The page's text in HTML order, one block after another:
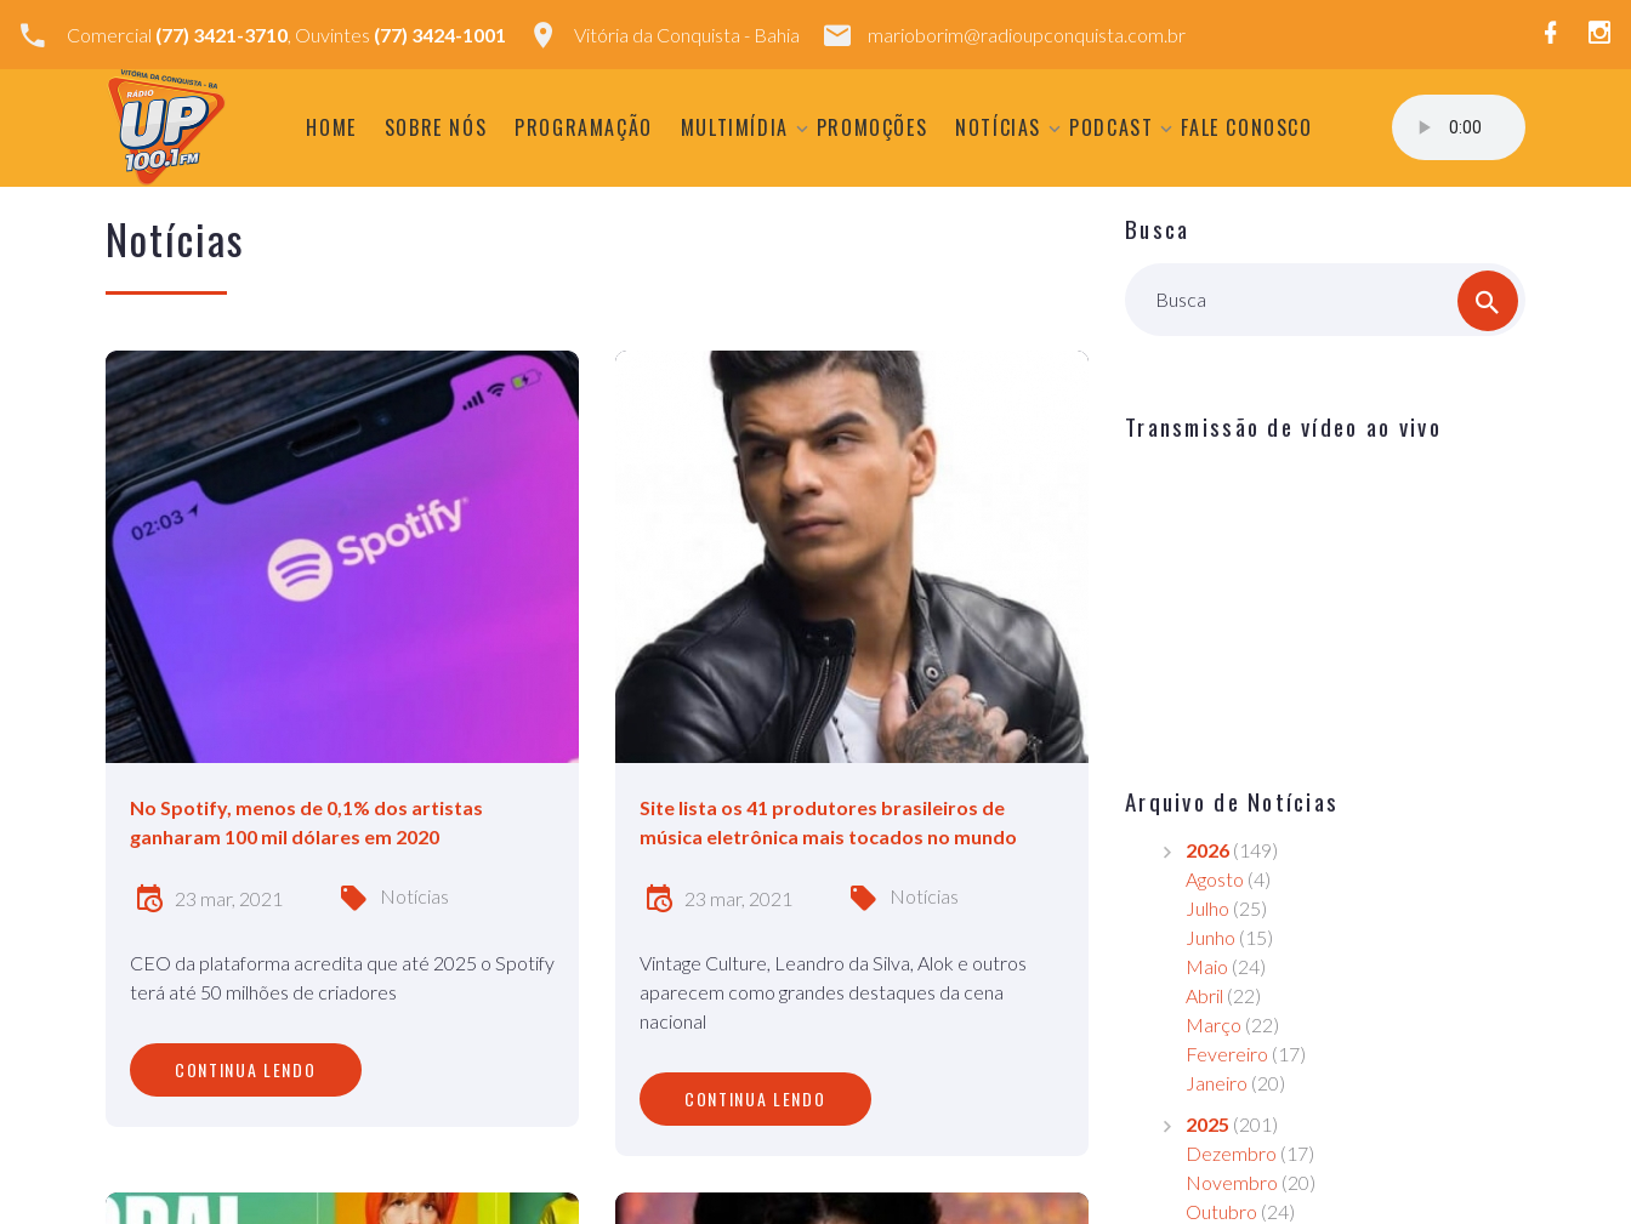
Comercial (77) 3421-3710, Ouvintes (77) 3424-1001 Vitória da Conquista - Bahia marioborim@radioupconquista.com.br
HOME SOBRE NÓS PROGRAMAÇÃO MULTIMÍDIA PROMOÇÕES NOTÍCIAS PODCAST FALE CONOSCO
Notícias
No Spotify, menos de 0,1% dos artistas
ganharam 100 mil dólares em 2020
23 mar, 2021 Notícias
CEO da plataforma acredita que até 2025 o Spotify
terá até 50 milhões de criadores
CONTINUA LENDO
Site lista os 41 produtores brasileiros de
música eletrônica mais tocados no mundo
23 mar, 2021 Notícias
Vintage Culture, Leandro da Silva, Alok e outros
aparecem como grandes destaques da cena
nacional
CONTINUA LENDO
Busca
Busca
Transmissão de vídeo ao vivo
Arquivo de Notícias
2026 (149)
Agosto (4)
Julho (25)
Junho (15)
Maio (24)
Abril (22)
Março (22)
Fevereiro (17)
Janeiro (20)
2025 (201)
Dezembro (17)
Novembro (20)
Outubro (24)